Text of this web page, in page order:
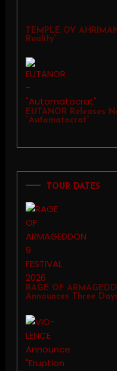
TEMPLE OV
Reality”
EUTANOR Releases
“Automatocrat”
TOUR DATES
RAGE OF
Announces Three